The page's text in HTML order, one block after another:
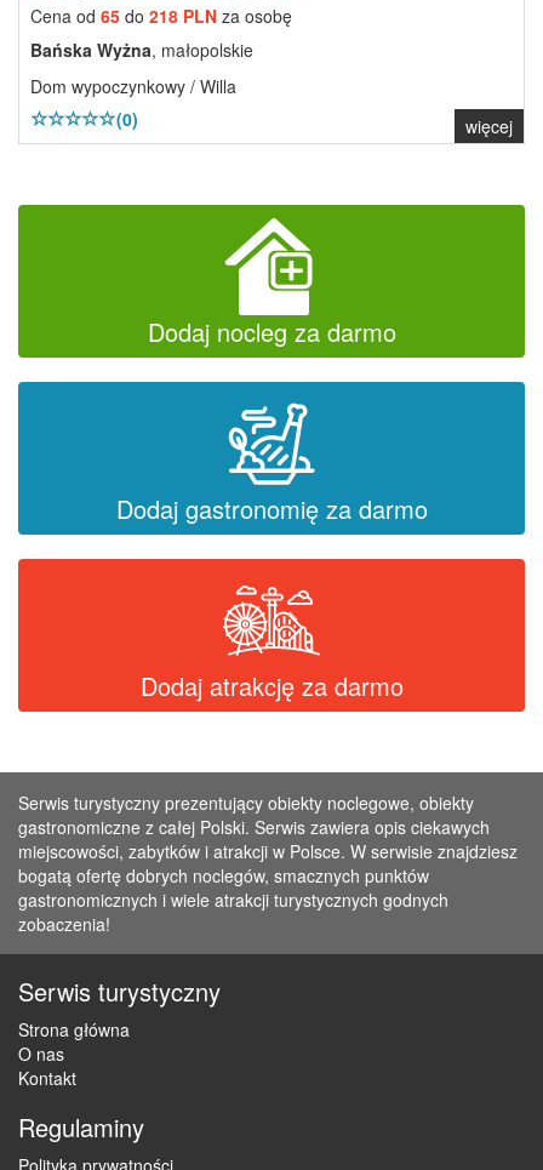
Cena od 65 do 218 PLN za osobę
Bańska Wyżna, małopolskie
Dom wypoczynkowy / Willa
(0)
więcej
Dodaj nocleg za darmo
Dodaj gastronomię za darmo
Dodaj atrakcję za darmo
Serwis turystyczny prezentujący obiekty noclegowe, obiekty
gastronomiczne z całej Polski. Serwis zawiera opis ciekawych
miejscowości, zabytków i atrakcji w Polsce. W serwisie znajdziesz
bogatą ofertę dobrych noclegów, smacznych punktów
gastronomicznych i wiele atrakcji turystycznych godnych
zobaczenia!
Serwis turystyczny
Strona główna
O nas
Kontakt
Regulaminy
Polityka prywatności